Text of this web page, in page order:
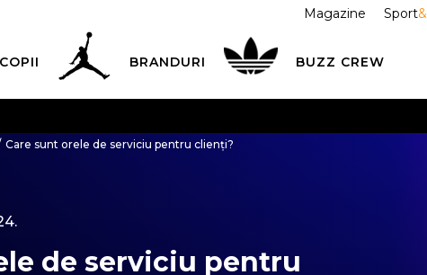
Magazine Sport&
COPII BRANDURI BUZZ CREW
TÂRZIU 3 rate fără dobândă fără card de credit cu Klarna
Care sunt orele de serviciu pentru clienți?
de serviciu pentru